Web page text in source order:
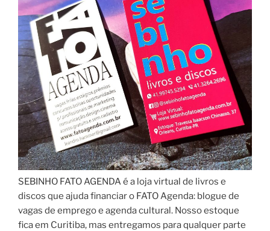
SEBINHO FATO AGENDA é a loja virtual de livros e
discos que ajuda financiar o FATO Agenda: blogue de
vagas de emprego e agenda cultural. Nosso estoque
fica em Curitiba, mas entregamos para qualquer parte